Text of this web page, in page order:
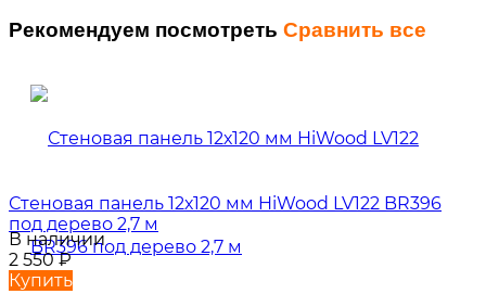
Рекомендуем посмотреть Сравнить все
Стеновая панель 12х120 мм HiWood LV122 BR396
под дерево 2,7 м
В наличии
2 550₽
Купить